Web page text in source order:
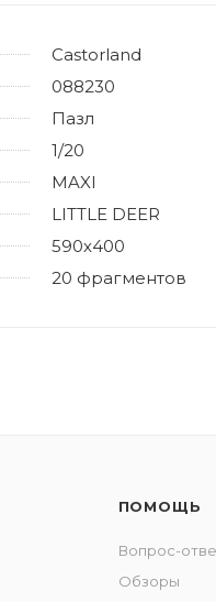
Castorland
088230
Пазл
1/20
MAXI
LITTLE DEER
590х400
20 фрагментов
ПОМОЩЬ
Вопрос-
Обзоры